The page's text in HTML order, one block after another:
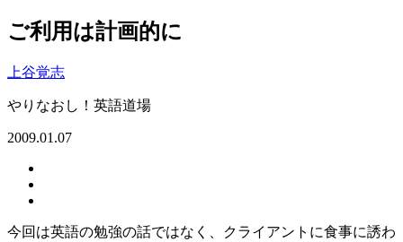
ご利用は計画的に
上谷覚志
やりなおし！英語道場
2009.01.07
今回は英語の勉強の話ではなく、クライアントに食事に誘わ